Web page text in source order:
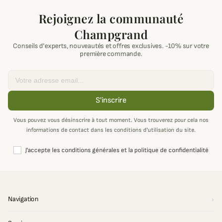
Rejoignez la communauté
Champgrand
Conseils d'experts, nouveautés et offres exclusives. -10% sur votre
première commande.
S'inscrire
Vous pouvez vous désinscrire à tout moment. Vous trouverez pour cela nos
informations de contact dans les conditions d'utilisation du site.
J'accepte les conditions générales et la politique de confidentialité
Navigation